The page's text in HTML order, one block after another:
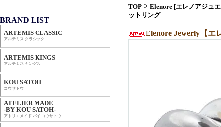
TOP > Elenore [エレノアジュ
ットリング
Elenore Jewerly【エ
BRAND LIST
ARTEMIS CLASSIC
アルテミス クラシック
ARTEMIS KINGS
アルテミス キングス
KOU SATOH
コウサトウ
ATELIER MADE
-BY KOU SATOH-
アトリエメイド バイ コウサトウ